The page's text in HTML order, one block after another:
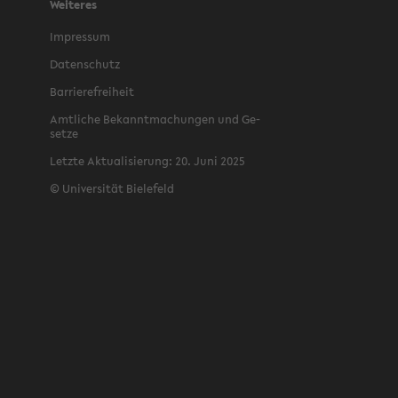
Weiteres
Im­pres­sum
Da­ten­schutz
Bar­rie­re­frei­heit
Amt­li­che Be­kannt­ma­chun­gen und Ge­
set­ze
Letz­te Ak­tua­li­sie­rung: 20. Juni 2025
© Uni­ver­si­tät Bie­le­feld